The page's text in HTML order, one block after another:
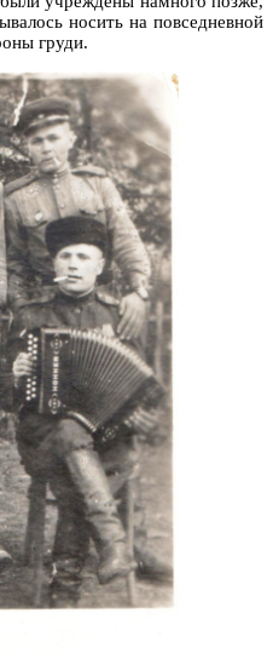
носить на повседневной
груди.